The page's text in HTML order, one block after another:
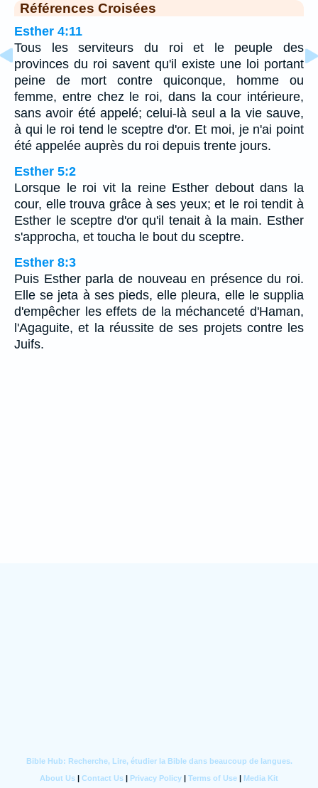
Références Croisées
Esther 4:11
Tous les serviteurs du roi et le peuple des
provinces du roi savent qu'il existe une loi portant
peine de mort contre quiconque, homme ou
femme, entre chez le roi, dans la cour intérieure,
sans avoir été appelé; celui-là seul a la vie sauve,
à qui le roi tend le sceptre d'or. Et moi, je n'ai point
été appelée auprès du roi depuis trente jours.
Esther 5:2
Lorsque le roi vit la reine Esther debout dans la
cour, elle trouva grâce à ses yeux; et le roi tendit à
Esther le sceptre d'or qu'il tenait à la main. Esther
s'approcha, et toucha le bout du sceptre.
Esther 8:3
Puis Esther parla de nouveau en présence du roi.
Elle se jeta à ses pieds, elle pleura, elle le supplia
d'empêcher les effets de la méchanceté d'Haman,
l'Agaguite, et la réussite de ses projets contre les
Juifs.